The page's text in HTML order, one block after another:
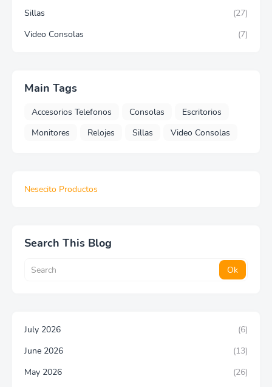
Sillas
(27)
Video Consolas
(7)
Main Tags
Accesorios Telefonos Consolas
Escritorios
Monitores
Relojes Sillas Video Consolas
Nesecito Productos
Search This Blog
July 2026
(6)
June 2026
(13)
May 2026
(26)